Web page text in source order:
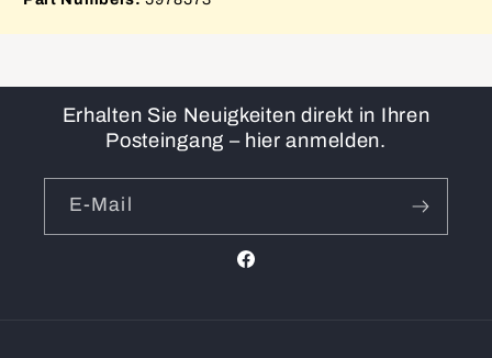
Erhalten Sie Neuigkeiten direkt in Ihren
Posteingang – hier anmelden.
E-Mail
Facebook